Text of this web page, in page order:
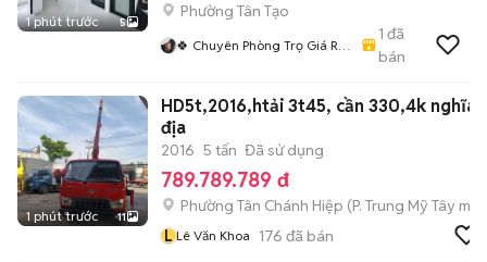
1 phút trước 5
Phường Tân Tạo
🍀 Chuyên Phòng Trọ Giá Rẻ
1 đã
bán
1 phút trước 11
HD5t,2016,htải 3t45, cần 330,4k nghĩa
địa
2016 5 tấn Đã sử dụng
789.789.789 đ
Phường Tân Chánh Hiệp (P. Trung Mỹ Tây mới)
L Lê Văn Khoa 176 đã bán